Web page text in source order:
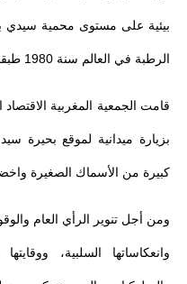
بيئية على مستوى محمية سيدي
الرطبة في العالم سنة 1980 طبقا لمعاهدة رمسار الدولية.
قامت الجمعية المغربية الاقتصاد
بزيارة ميدانية لموقع بحيرة
كبيرة من الأسماك الصغيرة
ومن أجل تنوير الرأي العام
وانعكاساتها السلبية،